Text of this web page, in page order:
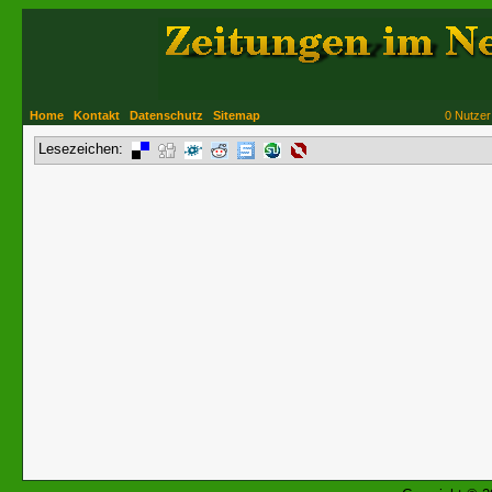
Home Kontakt Datenschutz Sitemap 0
Lesezeichen: